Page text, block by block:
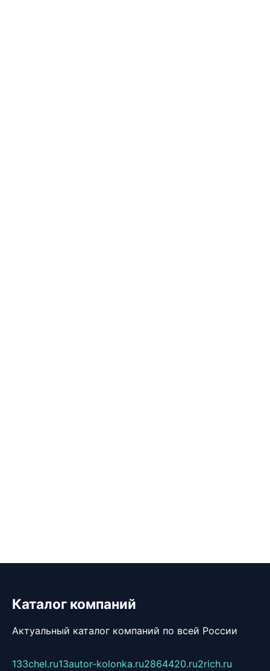
Каталог компаний
Актуальный каталог компаний по всей России
133chel.ru13autor-kolonka.ru2864420.ru2rich.ru